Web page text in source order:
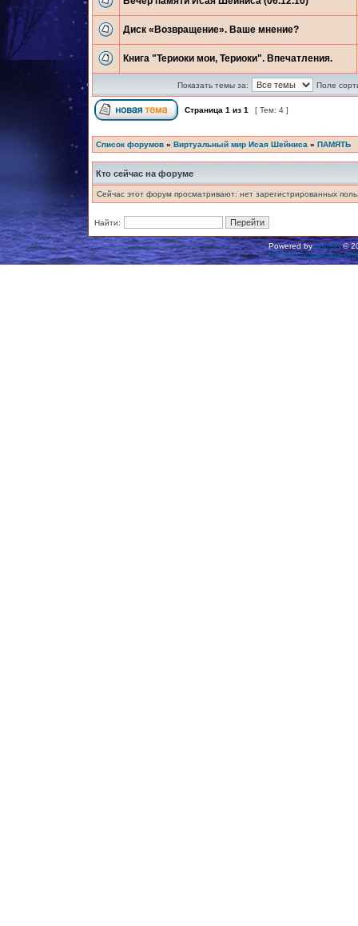
Диск «Возвращение». Ваше мнение?
Книга "Териоки мои, Териоки". Впечатления.
Показать темы за: Поле
Страница 1 из 1 [ Тем: 4 ]
Список форумов » Виртуальный мир Исая Шейниса » ПАМЯТЬ
Кто сейчас на форуме
Сейчас этот форум просматривают: нет зарегистрированных
Найти:
Powered byphpBB©
Русская поддержка